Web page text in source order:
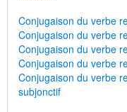
Conjugaison du verbe
Conjugaison du verbe
Conjugaison du verbe
Conjugaison du verbe
Conjugaison du verbe
subjonctif